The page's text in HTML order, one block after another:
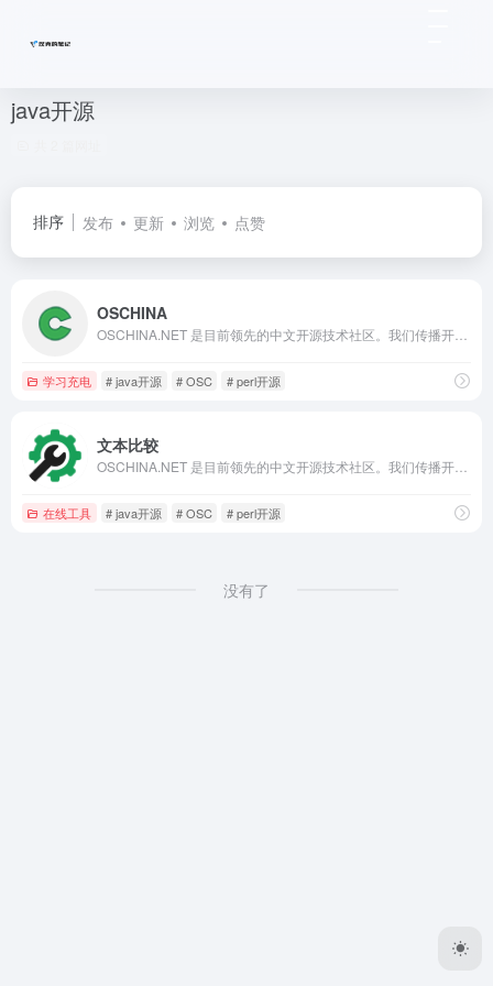
java开源
排序 发布 更新 浏览 点赞
OSCHINA
学习充电 # java开源 # OSC # perl开源
文本比较
在线工具 # java开源 # OSC # perl开源
没有了